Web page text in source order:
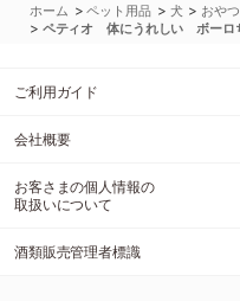
ホーム >ペット用品 > 犬 > おやつ
> ペティオ 体にうれしい ボー
ご利用ガイド
会社概要
お客さまの個人情報の
取扱いについて
酒類販売管理者標識